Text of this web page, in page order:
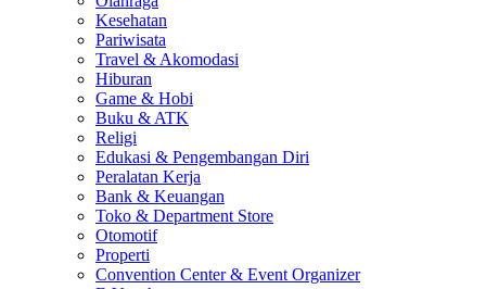
Kesehatan
Pariwisata
Travel & Akomodasi
Hiburan
Game & Hobi
Buku & ATK
Religi
Edukasi & Pengembangan Diri
Peralatan Kerja
Bank & Keuangan
Toko & Department Store
Otomotif
Properti
Convention Center & Event Organizer